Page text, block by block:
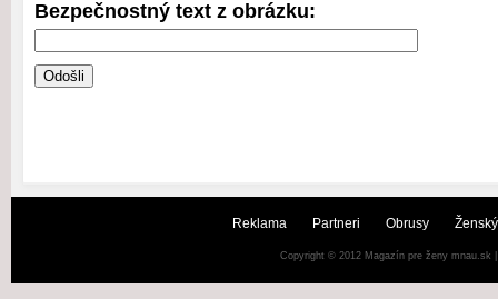
Bezpečnostný text z obrázku:
Reklama Partneri Obrusy
Copyright © 2012 Magazín pre ženy mnau.sk